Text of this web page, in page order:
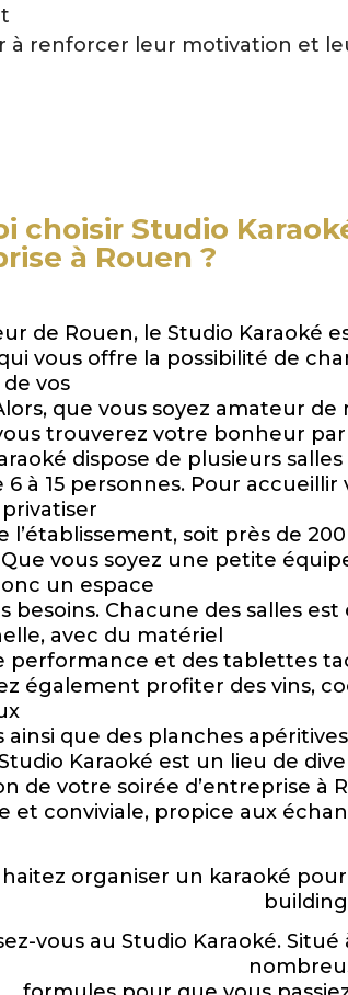
à renforcer leur motivation et
choisir Studio
à Rouen ?
de Rouen, le Studio Karaoké
vous offre la possibilité de
vos
que vous soyez amateur
trouverez votre bonheur
dispose de plusieurs
6 à 15 personnes. Pour
l’établissement, soit près de
vous soyez une petite
un espace
besoins. Chacune des salles
avec du matériel
performance et des tablettes
également profiter des vins,
que des planches
Karaoké est un lieu de
de votre soirée d’entreprise
et conviviale, propice aux
organiser un karaoké
vous au Studio Karaoké.